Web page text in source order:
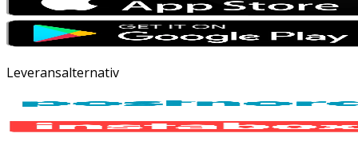
Leveransalternativ